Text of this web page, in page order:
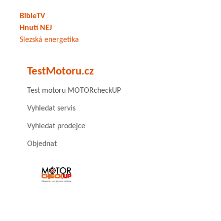
BibleTV
Hnutí NEJ
Slezská energetika
TestMotoru.cz
Test motoru MOTORcheckUP
Vyhledat servis
Vyhledat prodejce
Objednat